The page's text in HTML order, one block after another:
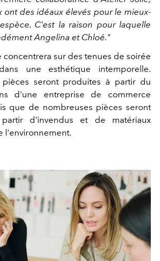
ont des idéaux élevés pour le mieux-
C'est la raison pour laquelle
Angelina et Chloé."
concentrera sur des tenues de soirée
une esthétique intemporelle.
pièces seront produites à partir du
d'une entreprise de commerce
que de nombreuses pièces seront
d'invendus et de matériaux
l'environnement.